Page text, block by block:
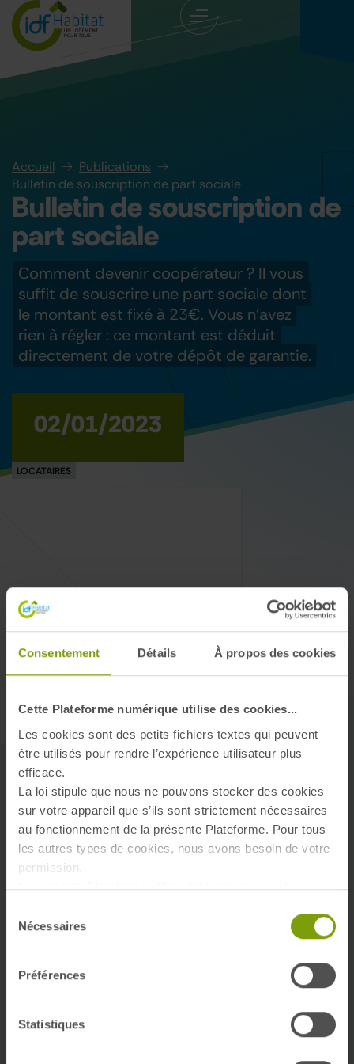
Consentement Détails À propos des cookies
Cette Plateforme numérique utilise des cookies...
Les cookies sont des petits fichiers textes qui peuvent
être utilisés pour rendre l’expérience utilisateur plus
efficace.
La loi stipule que nous ne pouvons stocker des cookies
sur votre appareil que s’ils sont strictement nécessaires
au fonctionnement de la présente Plateforme. Pour tous
les autres types de cookies, nous avons besoin de votre
permission.
La présente Plateforme utilise différents types de
tiers qui apparaissent sur nos pages. À tout moment,
vous pouvez modifier ou retirer votre consentement.
En savoir plus sur qui nous sommes, comment vous
pouvez nous contacter et comment nous traitons les
protection de données.
Nécessaires
Préférences
Statistiques
Accueil
Publications
Bulletin de souscription de part sociale
Bulletin de souscription de
part sociale
Comment devenir coopérateur ? Il vous
suffit de souscrire une part sociale dont
le montant est fixé à 23€. Vous n’avez
rien à régler : ce montant est déduit
directement de votre dépôt de garantie.
02/01/2023
LOCATAIRES